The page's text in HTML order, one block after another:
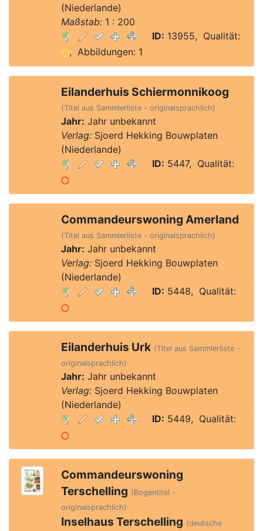
(Niederlande)
Maßstab:1 : 200
ID: 13955, Qualität:
, Abbildungen: 1
Eilanderhuis Schiermonnikoog
(Titel aus Sammlerliste - originalsprachlich)
Jahr: Jahr unbekannt
Verlag:Sjoerd Hekking Bouwplaten
(Niederlande)
ID: 5447, Qualität:
Commandeurswoning Amerland
(Titel aus Sammlerliste - originalsprachlich)
Jahr: Jahr unbekannt
Verlag:Sjoerd Hekking Bouwplaten
(Niederlande)
ID: 5448, Qualität:
Eilanderhuis Urk (Titel aus Sammlerliste -
originalsprachlich)
Jahr: Jahr unbekannt
Verlag:Sjoerd Hekking Bouwplaten
(Niederlande)
ID: 5449, Qualität:
Commandeurswoning
Terschelling (Bogentitel -
originalsprachlich)
Inselhaus Terschelling (deutsche